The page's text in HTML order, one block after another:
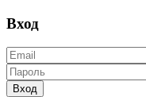
Вход
Вход